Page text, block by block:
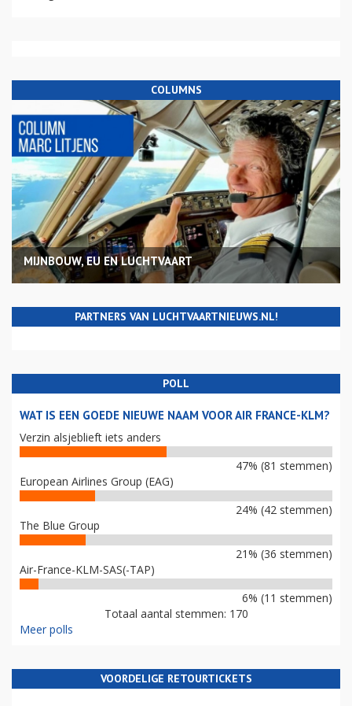
COLUMNS
MIJNBOUW, EU EN LUCHTVAART
PARTNERS VAN LUCHTVAARTNIEUWS.NL!
POLL
WAT IS EEN GOEDE NIEUWE NAAM VOOR AIR FRANCE-KLM?
Verzin alsjeblieft iets anders
47% (81 stemmen)
European Airlines Group (EAG)
24% (42 stemmen)
The Blue Group
21% (36 stemmen)
Air-France-KLM-SAS(-TAP)
6% (11 stemmen)
Totaal aantal stemmen: 170
Meer polls
VOORDELIGE RETOURTICKETS